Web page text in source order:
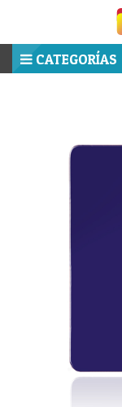
CATEGORÍAS